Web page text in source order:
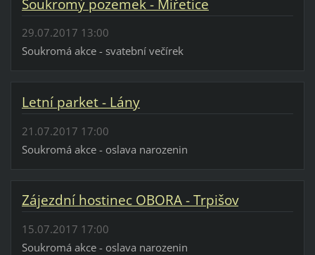
Soukromý pozemek - Miřetice
29.07.2017 13:00
Soukromá akce - svatební večírek
Letní parket - Lány
21.07.2017 17:00
Soukromá akce - oslava narozenin
Zájezdní hostinec OBORA - Trpišov
15.07.2017 17:00
Soukromá akce - oslava narozenin